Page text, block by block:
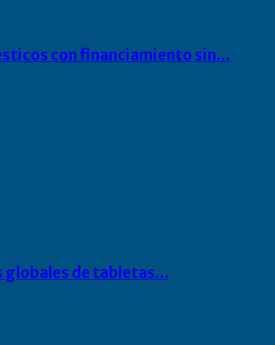
con financiamiento sin…
globales de tabletas…